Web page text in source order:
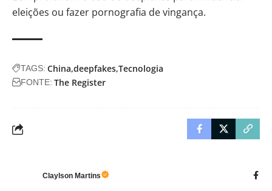
eleições ou fazer pornografia de vingança.
TAGS: China deepfakes Tecnologia
FONTE: The Register
Claylson Martins